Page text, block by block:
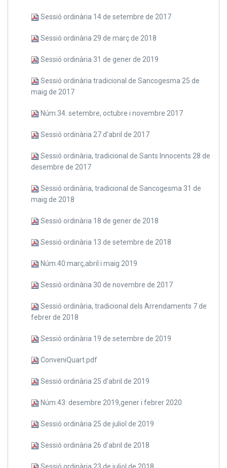
Sessió ordinària 14 de setembre de 2017
Sessió ordinària 29 de març de 2018
Sessió ordinària 31 de gener de 2019
Sessió ordinària tradicional de Sancogesma 25 de
maig de 2017
Núm.34: setembre, octubre i novembre 2017
Sessió ordinària 27 d'abril de 2017
Sessió ordinària, tradicional de Sants Innocents 28 de
desembre de 2017
Sessió ordinària, tradicional de Sancogesma 31 de
maig de 2018
Sessió ordinària 18 de gener de 2018
Sessió ordinària 13 de setembre de 2018
Núm.40:març,abril i maig 2019
Sessió ordinària 30 de novembre de 2017
Sessió ordinària, tradicional dels Arrendaments 7 de
febrer de 2018
Sessió ordinària 19 de setembre de 2019
ConveniQuart.pdf
Sessió ordinària 25 d'abril de 2019
Núm.43: desembre 2019,gener i febrer 2020
Sessió ordinària 25 de juliol de 2019
Sessió ordinària 26 d'abril de 2018
Sessió ordinària 23 de juliol de 2018